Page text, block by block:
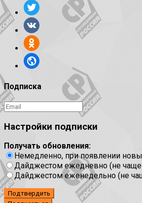
Подписка
Настройки подписки
Получать обновления:
Немедленно, при появлении
Дайджестом ежедневно (не чаще
Дайджестом еженедельно (не
Подтвердить